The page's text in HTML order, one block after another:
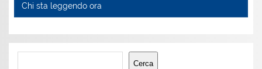
Chi sta leggendo ora
Cerca
Cerca